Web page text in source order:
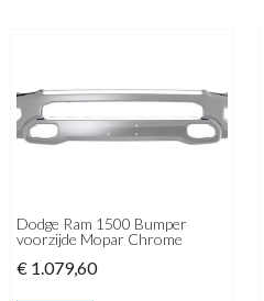
Dodge Ram 1500 Bumper
voorzijde Mopar Chrome
€ 1.079,60